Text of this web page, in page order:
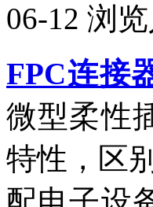
06-12 浏览
FPC连接
微型柔性
特性，区